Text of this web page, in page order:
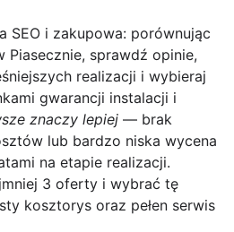
SEO i zakupowa: porównując
sprawdź opinie,
realizacji i wybieraj
gwarancji instalacji i
znaczy lepiej — brak
lub bardzo niska wycena
na etapie realizacji.
3 oferty i wybrać tę
kosztorys oraz pełen serwis